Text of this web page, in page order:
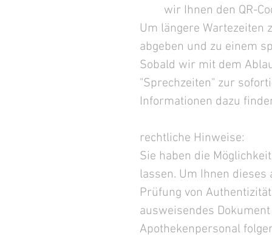
wir Ihnen den QR-
Um längere Wartezeiten
abgeben und zu einem
Sobald wir mit dem
"Sprechzeiten" zur
Informationen dazu
rechtliche Hinweise:
Sie haben die
lassen. Um Ihnen
Prüfung von
ausweisendes
Apothekenpersonal